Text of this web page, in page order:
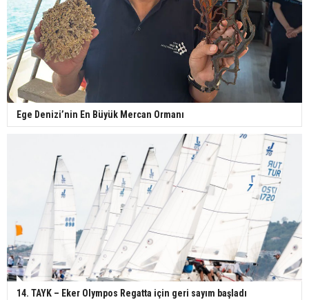
Ege Denizi’nin En Büyük Mercan Ormanı
14. TAYK – Eker Olympos Regatta için geri sayım başladı